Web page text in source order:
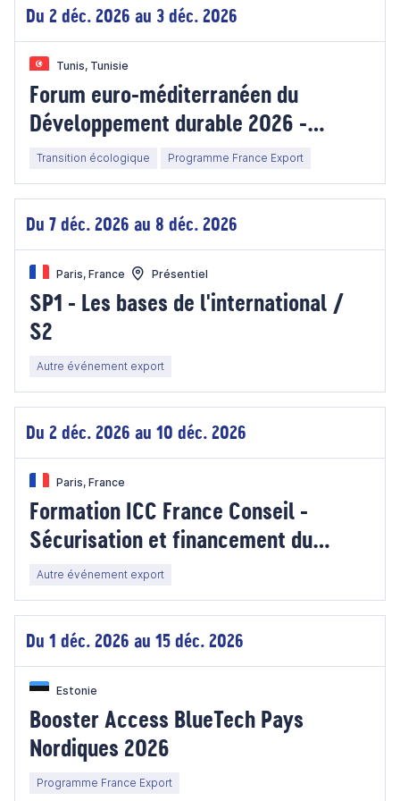
Du 2 déc. 2026 au 3 déc. 2026
Tunis, Tunisie
Forum euro-méditerranéen du
Développement durable 2026 -
Tunisie
Transition écologique Programme France Export
Du 7 déc. 2026 au 8 déc. 2026
Paris, France Présentiel
SP1 - Les bases de l'international /
S2
Autre événement export
Du 2 déc. 2026 au 10 déc. 2026
Paris, France
Formation ICC France Conseil -
Sécurisation et financement du
commerce international : formation
intensive au traitement des
opérations de crédit documentaire
Autre événement export
Du 1 déc. 2026 au 15 déc. 2026
Estonie
Booster Access BlueTech Pays
Nordiques 2026
Programme France Export